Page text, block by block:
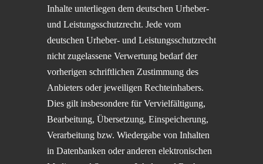
Inhalte unter­lie­gen dem deutschen Urheber-
und Leistungs­schutz­recht. Jede vom
deutschen Urheber- und Leistungs­schutz­recht
nicht zugelas­sene Verwer­tung bedarf der
vorhe­ri­gen schrift­li­chen Zustim­mung des
Anbie­ters oder jewei­li­gen Rechte­inha­bers.
Dies gilt insbe­son­dere für Verviel­fäl­ti­gung,
Bearbei­tung, Überset­zung, Einspei­che­rung,
Verar­bei­tung bzw. Wieder­gabe von Inhal­ten
in Daten­ban­ken oder anderen elektro­ni­schen